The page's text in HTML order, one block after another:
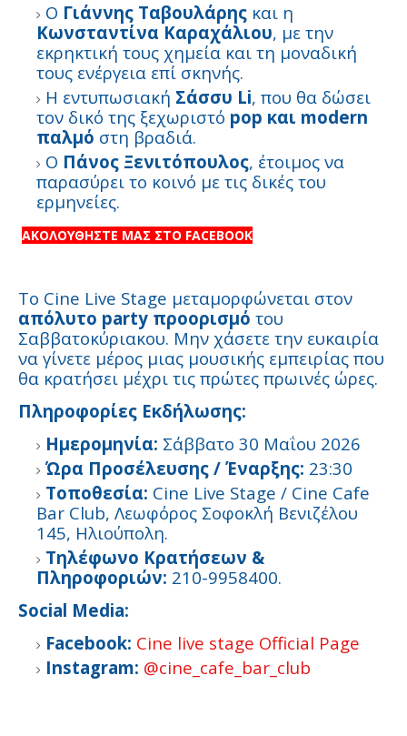
Ο Γιάννης Ταβουλάρης και η
Κωνσταντίνα Καραχάλιου, με την
εκρηκτική τους χημεία και τη μοναδική
τους ενέργεια επί σκηνής.
Η εντυπωσιακή Σάσσυ Li, που θα δώσει
τον δικό της ξεχωριστό pop και modern
παλμό στη βραδιά.
Ο Πάνος Ξενιτόπουλος, έτοιμος να
παρασύρει το κοινό με τις δικές του
ερμηνείες.
ΑΚΟΛΟΥΘΗΣΤΕ ΜΑΣ ΣΤΟ FACEBOOK
Το Cine Live Stage μεταμορφώνεται στον
απόλυτο party προορισμό του
Σαββατοκύριακου. Μην χάσετε την ευκαιρία
να γίνετε μέρος μιας μουσικής εμπειρίας που
θα κρατήσει μέχρι τις πρώτες πρωινές ώρες.
Πληροφορίες Εκδήλωσης:
Ημερομηνία: Σάββατο 30 Μαΐου 2026
Ώρα Προσέλευσης / Έναρξης: 23:30
Τοποθεσία: Cine Live Stage / Cine Cafe
Bar Club, Λεωφόρος Σοφοκλή Βενιζέλου
145, Ηλιούπολη.
Τηλέφωνο Κρατήσεων &
Πληροφοριών: 210-9958400.
Social Media:
Facebook: Cine live stage Official Page
Instagram: @cine_cafe_bar_club